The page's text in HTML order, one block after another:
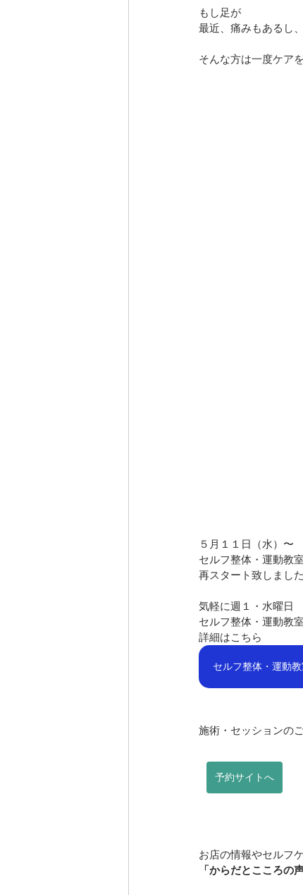
もし足が
最近、痛みもあるし
そんな方は一度ケア
５月１１日（水）〜
セルフ整体・運動教
再スタート致しました
気軽に週１・水曜日
セルフ整体・運動教
詳細はこちら
セルフ整体・運動教
施術・セッションの
予約サイトへ
お店の情報やセルフ
「からだとこころの